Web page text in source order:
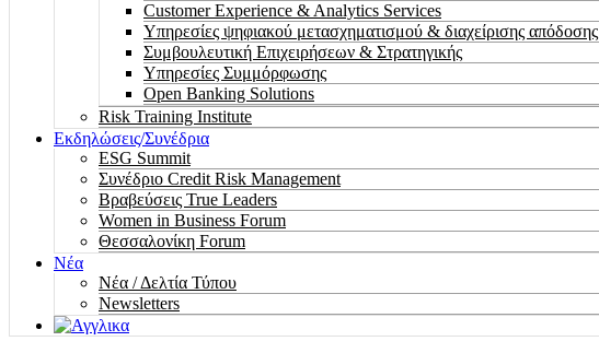
Customer Experience & Analytics Services
Υπηρεσίες ψηφιακού μετασχηματισμού & διαχείρισης απόδοσης
Συμβουλευτική Επιχειρήσεων & Στρατηγικής
Υπηρεσίες Συμμόρφωσης
Open Banking Solutions
Risk Training Institute
Εκδηλώσεις/Συνέδρια
ESG Summit
Συνέδριο Credit Risk Management
Βραβεύσεις True Leaders
Women in Business Forum
Θεσσαλονίκη Forum
Νέα
Νέα / Δελτία Τύπου
Newsletters